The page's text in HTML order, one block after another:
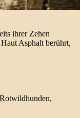
ihrer Zehen
Asphalt berührt,